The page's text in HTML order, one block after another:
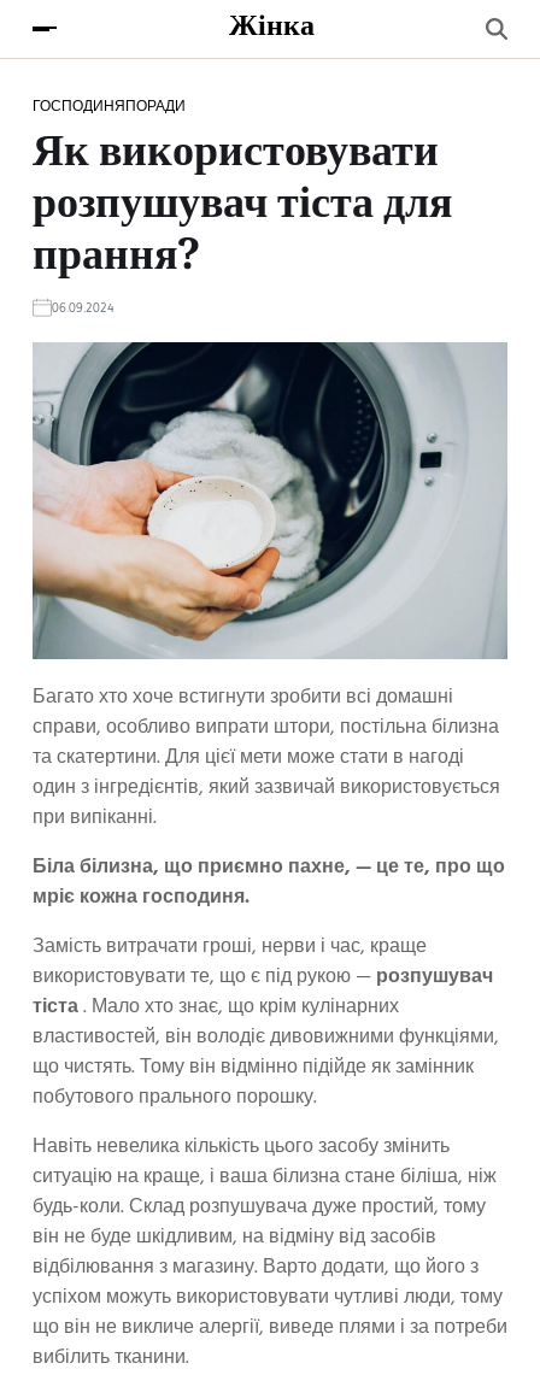
Жінка
ГОСПОДИНЯ ПОРАДИ
Як використовувати
розпушувач тіста для
прання?
06.09.2024
Багато хто хоче встигнути зробити всі домашні
справи, особливо випрати штори, постільна білизна
та скатертини. Для цієї мети може стати в нагоді
один з інгредієнтів, який зазвичай використовується
при випіканні.
Біла білизна, що приємно пахне, — це те, про що
мріє кожна господиня.
Замість витрачати гроші, нерви і час, краще
використовувати те, що є під рукою —розпушувач
тіста. Мало хто знає, що крім кулінарних
властивостей, він володіє дивовижними функціями,
що чистять. Тому він відмінно підійде як замінник
побутового прального порошку.
Навіть невелика кількість цього засобу змінить
ситуацію на краще, і ваша білизна стане біліша, ніж
будь-коли. Склад розпушувача дуже простий, тому
він не буде шкідливим, на відміну від засобів
відбілювання з магазину. Варто додати, що його з
успіхом можуть використовувати чутливі люди, тому
що він не викличе алергії, виведе плями і за потреби
вибілить тканини.